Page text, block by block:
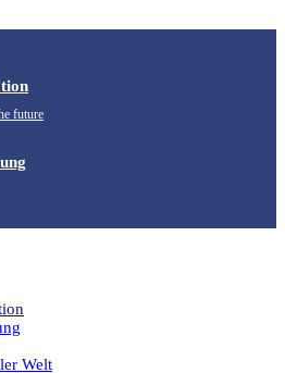
Welt
future
Welt